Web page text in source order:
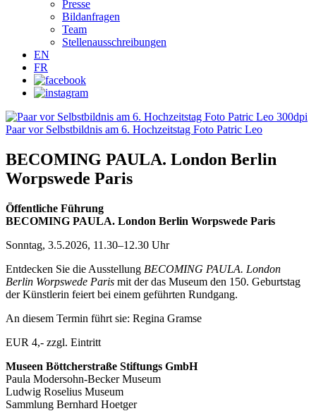
Presse
Bildanfragen
Team
Stellenausschreibungen
EN
FR
BECOMING PAULA. London Berlin
Worpswede Paris
Öffentliche Führung
BECOMING PAULA. London Berlin Worpswede Paris
Sonntag, 3.5.2026, 11.30–12.30 Uhr
Entdecken Sie die Ausstellung BECOMING PAULA. London
Berlin Worpswede Paris mit der das Museum den 150. Geburtstag
der Künstlerin feiert bei einem geführten Rundgang.
An diesem Termin führt sie: Regina Gramse
EUR 4,- zzgl. Eintritt
Museen Böttcherstraße Stiftungs GmbH
Paula Modersohn-Becker Museum
Ludwig Roselius Museum
Sammlung Bernhard Hoetger